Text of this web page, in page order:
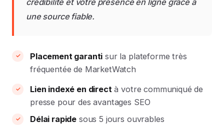
une source fiable.
Placement garanti sur la plateforme très
fréquentée de MarketWatch
Lien indexé en directà votre communiqué de
presse pour des avantages SEO
Délai rapide sous 5 jours ouvrables